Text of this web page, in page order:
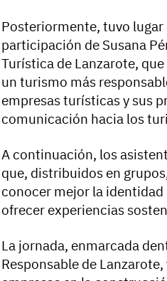
Posteriormente, tuvo
participación de Susana
Turística de Lanzarote,
un turismo más
empresas turísticas y sus
comunicación hacia los
A continuación, los
que, distribuidos en
conocer mejor la
ofrecer experiencias
La jornada, enmarcada
Responsable de